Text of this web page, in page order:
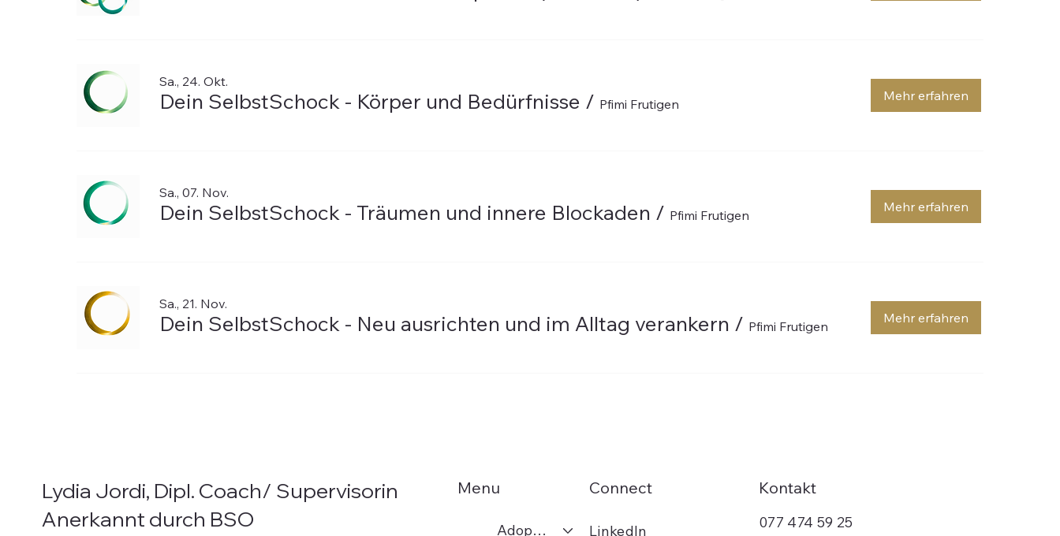
Sa., 24. Okt.
Dein SelbstSchock - Körper und Bedürfnisse / Pfimi Frutigen
Mehr erfahren
Sa., 07. Nov.
Dein SelbstSchock - Träumen und innere Blockaden / Pfimi Frutigen
Mehr erfahren
Sa., 21. Nov.
Dein SelbstSchock - Neu ausrichten und im Alltag verankern / Pfimi Frutigen
Mehr erfahren
Lydia Jordi, Dipl. Coach/ Supervisorin
Anerkannt durch BSO
Menu
Adoption
Kontakt
077 474 59 25
Connect
LinkedIn